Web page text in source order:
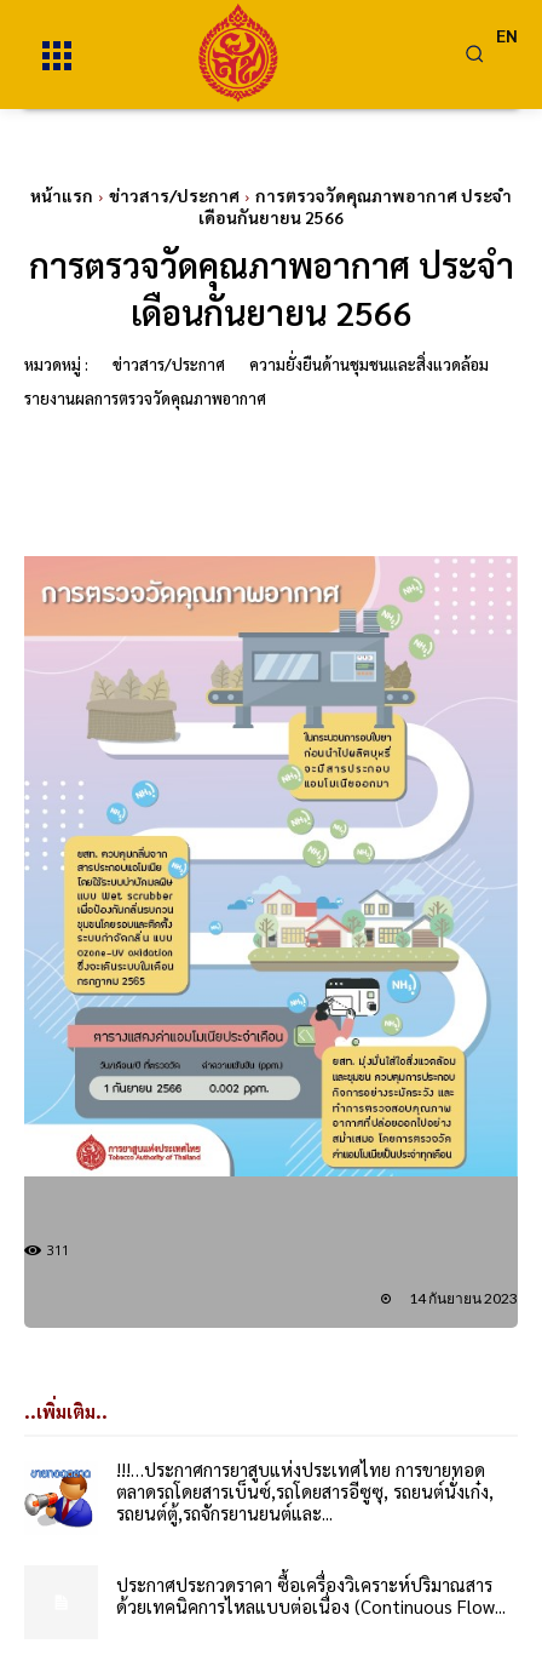
EN
หน้าแรก ข่าวสาร/ประกาศ
การตรวจวัดคุณภาพอากาศ ประจำ
เดือนกันยายน 2566
การตรวจวัดคุณภาพอากาศ ประจำ
เดือนกันยายน 2566
หมวดหมู่ : ข่าวสาร/ประกาศ
ความยั่งยืนด้านชุมชนและสิ่งแวดล้อม
รายงานผลการตรวจวัดคุณภาพอากาศ
311
14 กันยายน 2023
..เพิ่มเติม..
!!!…ประกาศการยาสูบแห่งประเทศไทย การขายทอด
ตลาดรถโดยสารเบ็นซ์,รถโดยสารอีซูซุ, รถยนต์นั่งเก๋ง,
รถยนต์ตู้,รถจักรยานยนต์และ...
ประกาศประกวดราคา ซื้อเครื่องวิเคราะห์ปริมาณสาร
ด้วยเทคนิคการไหลแบบต่อเนื่อง (Continuous Flow...